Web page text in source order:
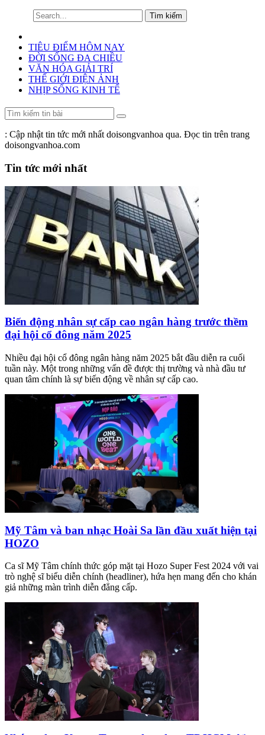
TIÊU ĐIỂM HÔM NAY
ĐỜI SỐNG ĐA CHIỀU
VĂN HÓA GIẢI TRÍ
THẾ GIỚI ĐIỆN ẢNH
NHỊP SỐNG KINH TẾ
: Cập nhật tin tức mới nhất doisongvanhoa qua. Đọc tin trên trang
doisongvanhoa.com
Tin tức mới nhất
Biến động nhân sự cấp cao ngân hàng trước thềm
đại hội cổ đông năm 2025
Nhiều đại hội cổ đông ngân hàng năm 2025 bắt đầu diễn ra cuối
tuần này. Một trong những vấn đề được thị trường và nhà đầu tư
quan tâm chính là sự biến động về nhân sự cấp cao.
Mỹ Tâm và ban nhạc Hoài Sa lần đầu xuất hiện tại
HOZO
Ca sĩ Mỹ Tâm chính thức góp mặt tại Hozo Super Fest 2024 với vai
trò nghệ sĩ biểu diễn chính (headliner), hứa hẹn mang đến cho khán
giả những màn trình diễn đẳng cấp.